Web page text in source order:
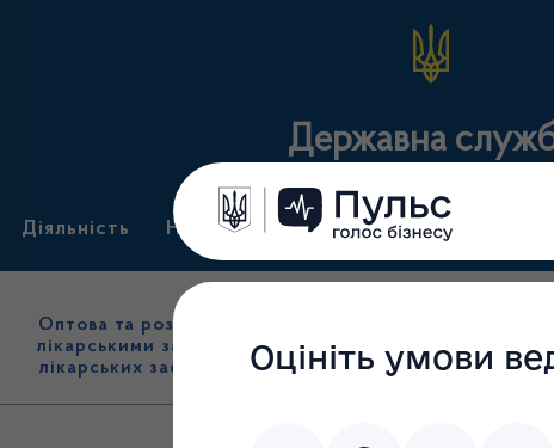
Державна
Діяльність Нормативні документи Для
Оптова та роздрібна торгівля
лікарськими засобами, імпорт
лікарських засобів (крім АФІ)
нагляд
(контроль)